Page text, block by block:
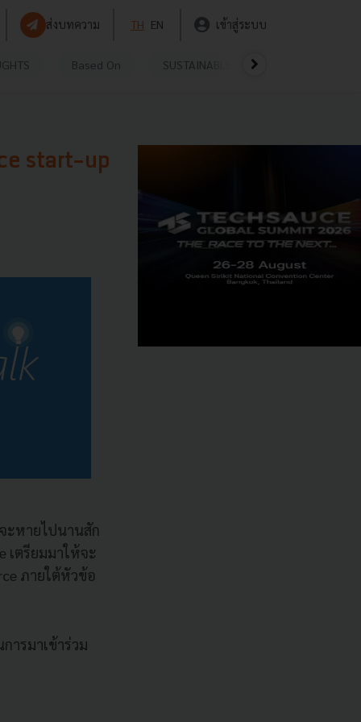
ส่งบทความ TH EN เข้าสู่ระบบ
Based On SUSTAINABLE
start-up
ะหายไปนานสัก
เตรียมมาให้จะ
ภายใต้หัวข้อ
ารมาเข้าร่วม